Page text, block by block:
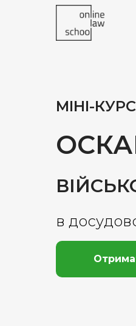
МІНІ-КУРС
в